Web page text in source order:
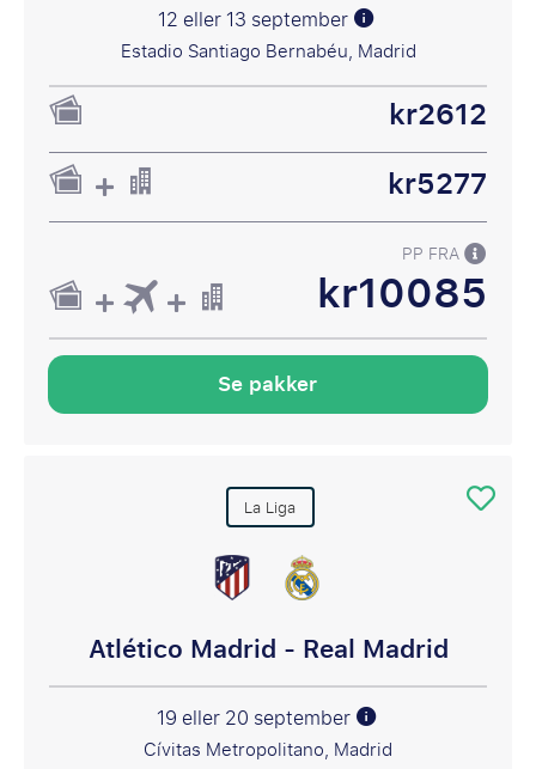
12 eller 13 september
Estadio Santiago Bernabéu, Madrid
kr2612
kr5277
PP FRA
kr10085
Se pakker
La Liga
Atlético Madrid - Real Madrid
19 eller 20 september
Cívitas Metropolitano, Madrid